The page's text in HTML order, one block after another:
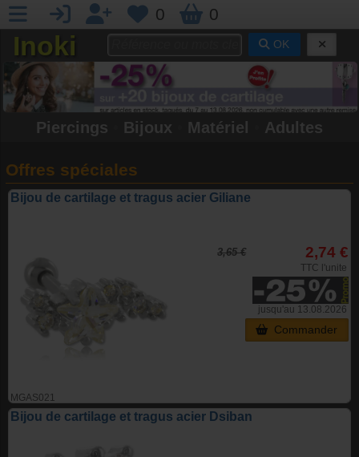
0 0
Inoki OK
Piercings Bijoux Matériel Adultes
Offres spéciales
Bijou de cartilage et tragus acier Giliane
MGAS021
3,65 € 2,74 €
TTC l'unite
jusqu'au 13.08.2026
Commander
Bijou de cartilage et tragus acier Dsiban